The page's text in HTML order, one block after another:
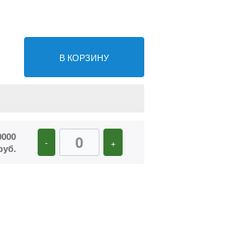
В КОРЗИНУ
- +